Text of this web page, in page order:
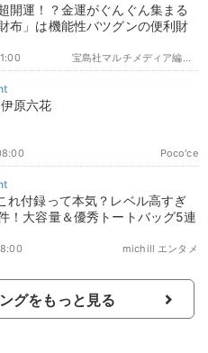
開運！？金運がぐんぐん集まる
布」は機能性バツグンの便利財
宝島社マルチメディア編集部エディターズ
原六花
Poco'ce
れ付録って本気？レベル高すぎ
！大容量＆優秀トートバッグ5連
michill エンタメ
グをもっと見る